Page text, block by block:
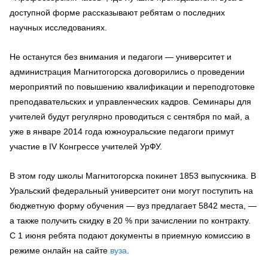
доступной форме рассказывают ребятам о последних
научных исследованиях.
Не останутся без внимания и педагоги — университет и
администрация Магнитогорска договорились о проведении
мероприятий по повышению квалификации и переподготовке
преподавательских и управленческих кадров. Семинары для
учителей будут регулярно проводиться с сентября по май, а
уже в январе 2014 года южноуральские педагоги примут
участие в IV Конгрессе учителей УрФУ.
В этом году школы Магнитогорска покинет 1853 выпускника. В
Уральский федеральный университет они могут поступить на
бюджетную форму обучения — вуз предлагает 5842 места, —
а также получить скидку в 20 % при зачислении по контракту.
С 1 июня ребята подают документы в приемную комиссию в
режиме онлайн на сайте вуза